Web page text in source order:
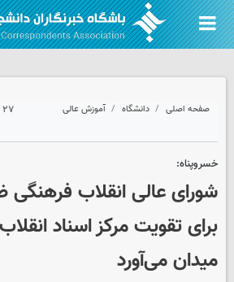
صفحه اصلی دانشگاه آموزش عالی ۲۷ اردیبهشت ۱۴۰۵ - ۱۲:۵۱
خسروپناه:
شورای عالی انقلاب فرهنگی
برای تقویت مرکز اسناد
میدان می‌آورد